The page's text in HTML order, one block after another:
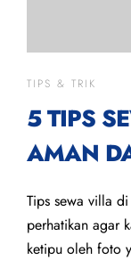
TIPS & TRIK
5 TIPS
AMAN
Tips sewa villa
perhatikan agar
ketipu oleh foto